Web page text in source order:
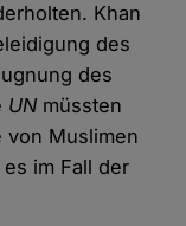
Khan
des
des
UN müssten
von Muslimen
im Fall der